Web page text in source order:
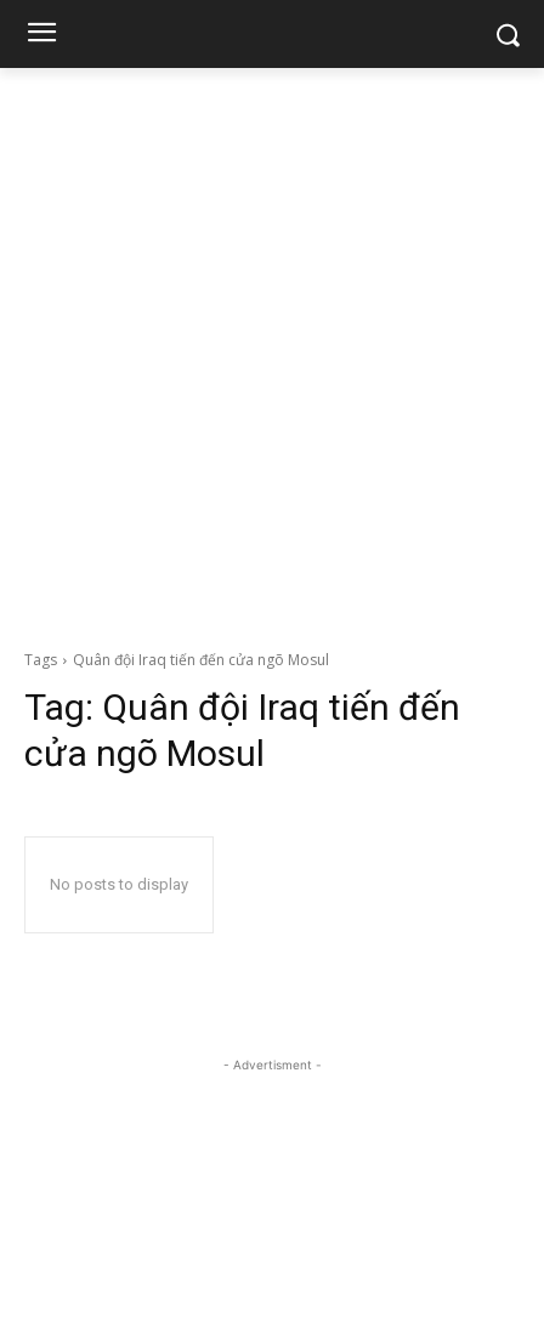
Tags Quân đội Iraq tiến đến cửa ngõ Mosul
Tag: Quân đội Iraq tiến đến
cửa ngõ Mosul
No posts to display
- Advertisment -